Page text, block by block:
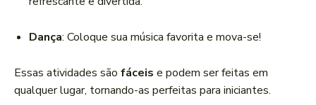
Dança: Coloque sua música favorita e mova-se!
Essas atividades são fáceis e podem ser feitas em
qualquer lugar, tornando-as perfeitas para iniciantes.